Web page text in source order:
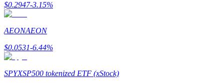
$0.2947-3.15%
AEONAEON
$0.0531-6.44%
SPYXSP500 tokenized ETF (xStock)